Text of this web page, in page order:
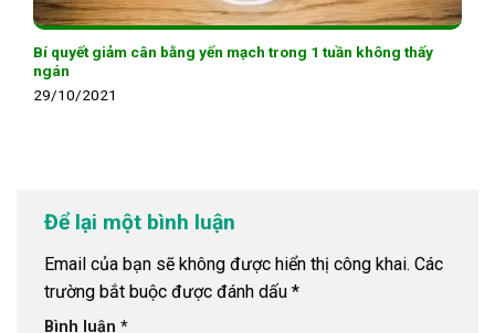
Bí quyết giảm cân bằng yến mạch trong 1 tuần không thấy
ngán
29/10/2021
Để lại một bình luận
Email của bạn sẽ không được hiển thị công khai. Các
trường bắt buộc được đánh dấu *
Bình luận *